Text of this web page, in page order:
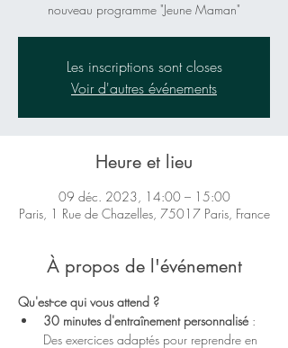
nouveau programme "Jeune Maman"
Les inscriptions sont closes
Voir d'autres événements
Heure et lieu
09 déc. 2023, 14:00 – 15:00
Paris, 1 Rue de Chazelles, 75017 Paris, France
À propos de l'événement
Qu'est-ce qui vous attend ?
30 minutes d'entraînement personnalisé :
Des exercices adaptés pour reprendre en